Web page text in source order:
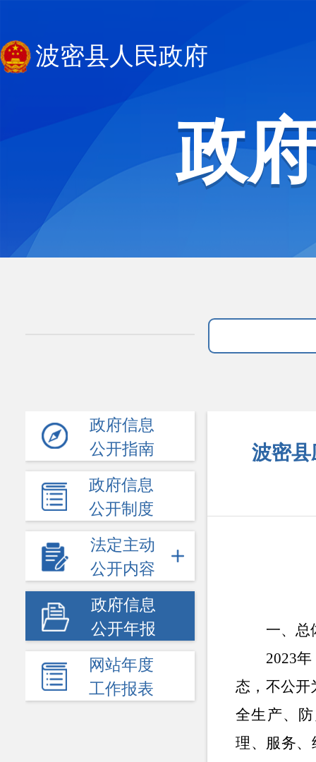
波密县人民政府
政
政府信息
公开指南
政府信息
公开制度
法定主动
公开内容
政府信息
公开年报
网站年度
工作报表
波密县
一、 总
2023
态，不公开
全生产、
理、服务